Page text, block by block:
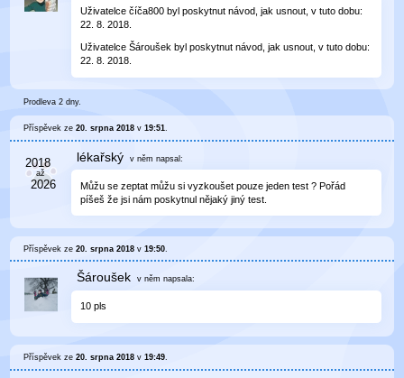
Uživatelce číča800 byl poskytnut návod, jak usnout, v tuto dobu:
22. 8. 2018.
Uživatelce Šároušek byl poskytnut návod, jak usnout, v tuto dobu:
22. 8. 2018.
Prodleva 2 dny.
Příspěvek ze20. srpna 2018 v19:51.
lékařský v něm napsal:
Můžu se zeptat můžu si vyzkoušet pouze jeden test ? Pořád
píšeš že jsi nám poskytnul nějaký jiný test.
Příspěvek ze20. srpna 2018 v19:50
Šároušek v něm napsala:
10 pls
Příspěvek ze20. srpna 2018 v19:49